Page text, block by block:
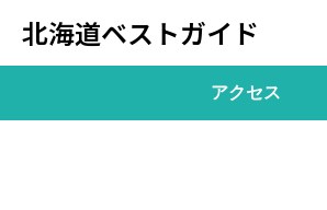
北海道ベストガイド
アクセス